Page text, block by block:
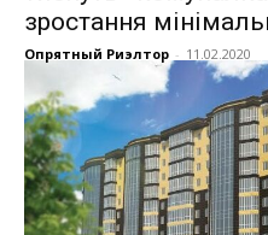
зростання
Опрятный Риэлтор - 11.02.2020